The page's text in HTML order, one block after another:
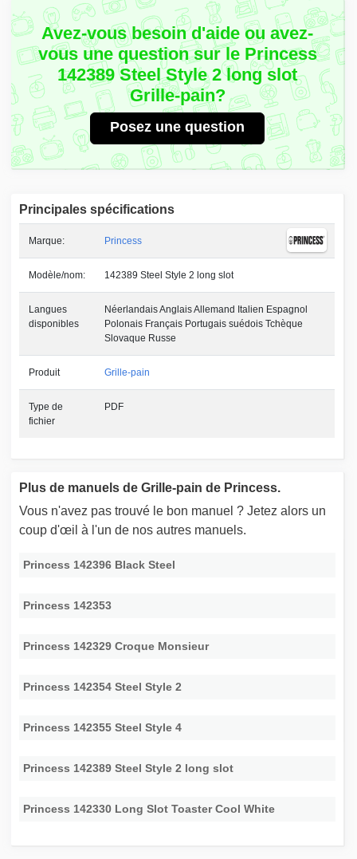
Avez-vous besoin d'aide ou avez-
vous une question sur le Princess
142389 Steel Style 2 long slot
Grille-pain?
Posez une question
Principales spécifications
Marque: Princess
Modèle/nom: 142389 Steel Style 2 long slot
Langues
disponibles
Néerlandais Anglais Allemand Italien Espagnol
Polonais Français Portugais suédois Tchèque
Slovaque Russe
Produit Grille-pain
Type de
fichier
PDF
Plus de manuels de Grille-pain de Princess.
Vous n'avez pas trouvé le bon manuel ? Jetez alors un
coup d'œil à l'un de nos autres manuels.
Princess 142396 Black Steel
Princess 142353
Princess 142329 Croque Monsieur
Princess 142354 Steel Style 2
Princess 142355 Steel Style 4
Princess 142389 Steel Style 2 long slot
Princess 142330 Long Slot Toaster Cool White